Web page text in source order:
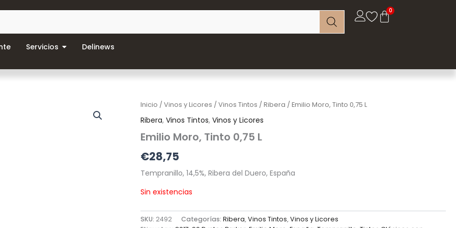
Servicios Delinews
Inicio /Vinos y Licores /Vinos Tintos /Ribera / Emilio Moro, Tinto 0,75 L
Ribera,Vinos Tintos,Vinos y Licores
Emilio Moro, Tinto 0,75 L
€28,75
Tempranillo, 14,5%, Ribera del Duero, España
Sin existencias
SKU: 2492 Categorías:Ribera,Vinos Tintos,Vinos y Licores